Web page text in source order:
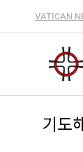
VATICAN
기도